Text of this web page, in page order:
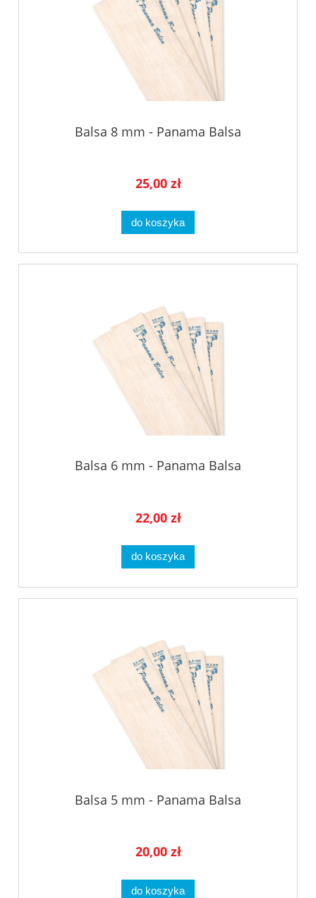
Balsa 8 mm - Panama Balsa
25,00 zł
do koszyka
Balsa 6 mm - Panama Balsa
22,00 zł
do koszyka
Balsa 5 mm - Panama Balsa
20,00 zł
do koszyka